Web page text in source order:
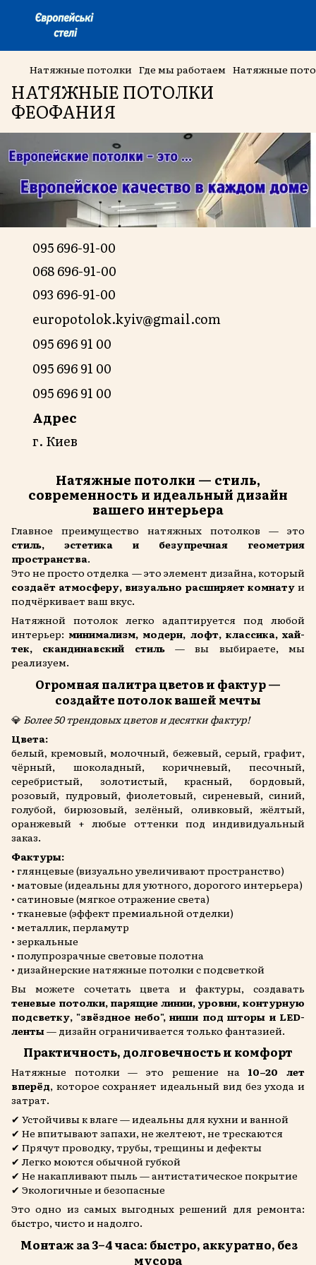
Натяжные потолки Где мы работаем Натяжные
НАТЯЖНЫЕ ПОТОЛКИ
ФЕОФАНИЯ
095 696-91-00
068 696-91-00
093 696-91-00
europotolok.kyiv@gmail.com
095 696 91 00
095 696 91 00
095 696 91 00
Адрес
г. Киев
Натяжные потолки — стиль,
современность и идеальный дизайн
вашего интерьера
Главное преимущество натяжных потолков — это
стиль, эстетика и безупречная геометрия
пространства.
Это не просто отделка — это элемент дизайна, который
создаёт атмосферу, визуально расширяет комнатуи
подчёркивает ваш вкус.
Натяжной потолок легко адаптируется под любой
интерьер: минимализм, модерн, лофт, классика, хай-
тек, скандинавский стиль— вы выбираете, мы
реализуем.
Огромная палитра цветов и фактур —
создайте потолок вашей мечты
💎 Более 50 трендовых цветов и десятки фактур!
Цвета:
белый, кремовый, молочный, бежевый, серый, графит,
чёрный, шоколадный, коричневый, песочный,
серебристый, золотистый, красный, бордовый,
розовый, пудровый, фиолетовый, сиреневый, синий,
голубой, бирюзовый, зелёный, оливковый, жёлтый,
оранжевый + любые оттенки под индивидуальный
заказ.
Фактуры:
• глянцевые (визуально увеличивают пространство)
• матовые (идеальны для уютного, дорогого интерьера)
• сатиновые (мягкое отражение света)
• тканевые (эффект премиальной отделки)
• металлик, перламутр
• зеркальные
• полупрозрачные световые полотна
• дизайнерские натяжные потолки с подсветкой
Вы можете сочетать цвета и фактуры, создавать
теневые потолки, парящие линии, уровни, контурную
подсветку, "звёздное небо", ниши под шторы и LED-
ленты— дизайн ограничивается только фантазией.
Практичность, долговечность и комфорт
Натяжные потолки — это решение на 10–20 лет
вперёд, которое сохраняет идеальный вид без ухода и
затрат.
✔ Устойчивы к влаге — идеальны для кухни и ванной
✔ Не впитывают запахи, не желтеют, не трескаются
✔ Прячут проводку, трубы, трещины и дефекты
✔ Легко моются обычной губкой
✔ Не накапливают пыль — антистатическое покрытие
✔ Экологичные и безопасные
Это одно из самых выгодных решений для ремонта:
быстро, чисто и надолго.
Монтаж за 3–4 часа: быстро, аккуратно, без
мусора